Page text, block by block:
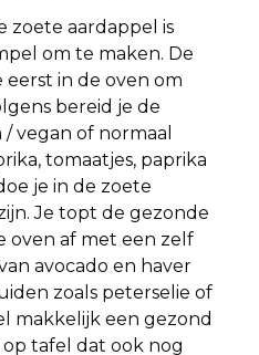
zoete aardappel is
om te maken. De
eerst in de oven om
bereid je de
vegan of normaal
tomaatjes, paprika
je in de zoete
Je topt de gezonde
oven af met een zelf
avocado en haver
zoals peterselie of
makkelijk een gezond
tafel dat ook nog